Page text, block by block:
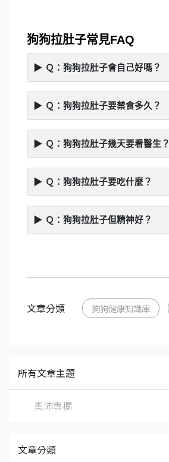
狗狗拉肚子常見FAQ
Ｑ：狗狗拉肚子會自己好嗎？
Ｑ：狗狗拉肚子要禁食多久？
Ｑ：狗狗拉肚子幾天要看醫生？
Ｑ：狗狗拉肚子要吃什麼？
Ｑ：狗狗拉肚子但精神好？
文章分類 狗狗健康知識庫
所有文章主題
奧沛專欄
文章分類